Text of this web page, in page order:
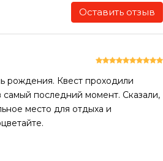
Оставить отзыв
рождения. Квест проходили
самый последний момент. Сказали,
место для отдыха и